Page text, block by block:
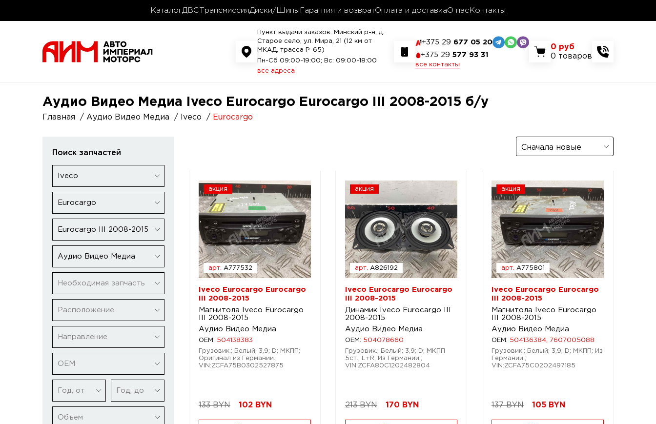
КаталогДВС ТрансмиссияДиски/Шины Гарантия и возвратОплата и доставкаО нас Контакты
Пункт выдачи заказов: Минский р-н, д.
Старое село, ул. Мира, 21 (12 км от
МКАД, трасса P-65)
Пн-Сб 09:00-19:00; Вс: 09:00-18:00
все адреса
+375 29 677 05 20
+375 29 577 93 31
все контакты
0 руб
0 товаров
Аудио Видео Медиа Iveco Eurocargo Eurocargo III 2008-2015 б/у
Главная Аудио Видео Медиа Iveco Eurocargo
Поиск запчастей
Iveco
Eurocargo
Eurocargo III 2008-2015
Аудио Видео Медиа
Необходимая запчасть
Расположение
Направление
ОЕМ
Год, от Год, до
Объем
Сначала новые
акция
арт. A777532
Iveco Eurocargo Eurocargo
III 2008-2015
Магнитола Iveco Eurocargo
III 2008-2015
Аудио Видео Медиа
OEM: 504138383
Грузовик.; Белый; 3,9; D; МКПП;
Оригинал из Германии.;
VIN:ZCFA75B0302527875
133 BYN 102 BYN
акция
арт. A826192
Iveco Eurocargo Eurocargo
III 2008-2015
Динамик Iveco Eurocargo III
2008-2015
Аудио Видео Медиа
OEM: 504078660
Грузовик.; Белый; 3,9; D; МКПП
5ст.; L+R; Из Германии.;
VIN:ZCFA80C1202482804
213 BYN 170 BYN
акция
арт. A775801
Iveco Eurocargo Eurocargo
III 2008-2015
Магнитола Iveco Eurocargo
III 2008-2015
Аудио Видео Медиа
OEM: 504136384, 7607005088
Грузовик.; Белый; 3,9; D; МКПП; Из
Германии.;
VIN:ZCFA75C0202497185
137 BYN 105 BYN